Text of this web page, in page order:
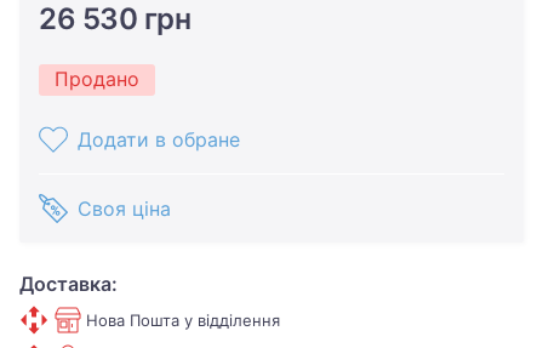
26 530 грн
Продано
Додати в обране
Своя ціна
Доставка:
Нова Пошта у відділення